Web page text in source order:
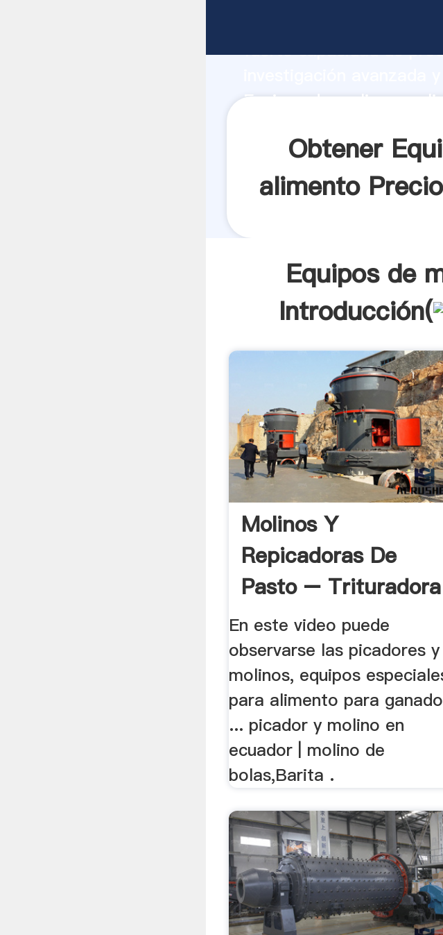
fuerte capacidad de
Equipos de molino en
Obtener
alimento
Equipos de
Introducción(
Molinos Y
Repicadoras De
Pasto – Trituradora
.
En este video puede
observarse las picadores y
molinos, equipos
para alimento para
... picador y molino en
ecuador | molino de
bolas,Barita .